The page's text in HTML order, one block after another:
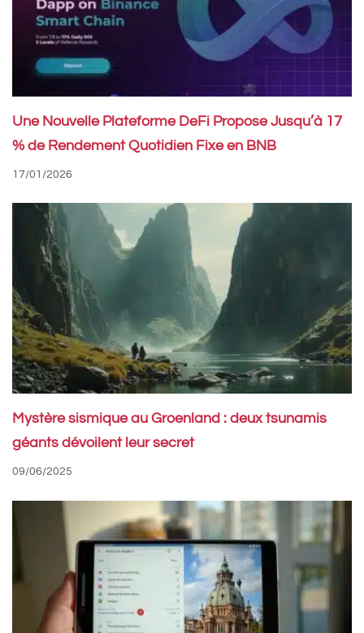
Une Nouvelle Plateforme DeFi Propose Jusqu’à 17
% de Rendement Quotidien Fixe en BNB
17/01/2026
Mystère sismique au Groenland : deux tsunamis
géants dévoilent leur secret
09/06/2025